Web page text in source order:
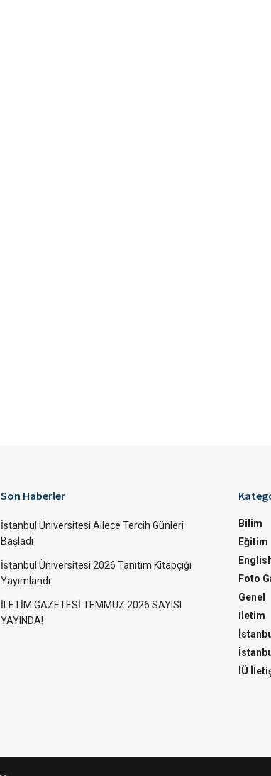
Son Haberler
İstanbul Üniversitesi Ailece Tercih Günleri
Başladı
İstanbul Üniversitesi 2026 Tanıtım Kitapçığı
Yayımlandı
İLETİM GAZETESİ TEMMUZ 2026 SAYISI
YAYINDA!
Bilim
Eğitim
Foto
Genel
İletim
İÜ